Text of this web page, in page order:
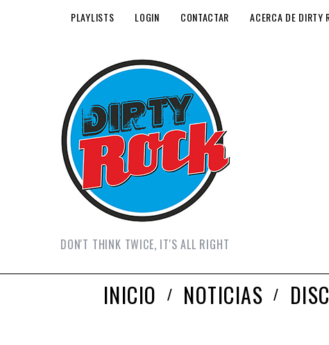
PLAYLISTS LOGIN CONTACTAR ACERCA DE DIRTY
DON'T THINK TWICE, IT'S ALL RIGHT
INICIO NOTICIAS